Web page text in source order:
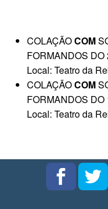
COLAÇÃOCOM
FORMANDOS DO
Local: Teatro da
COLAÇÃOCOM
FORMANDOS DO
Local: Teatro da